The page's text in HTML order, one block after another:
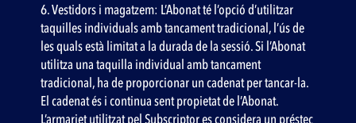
6. Vestidors i magatzem: L’Abonat té l’opció d’utilitzar
taquilles individuals amb tancament tradicional, l’ús de
les quals està limitat a la durada de la sessió. Si l’Abonat
utilitza una taquilla individual amb tancament
tradicional, ha de proporcionar un cadenat per tancar-la.
El cadenat és i continua sent propietat de l’Abonat.